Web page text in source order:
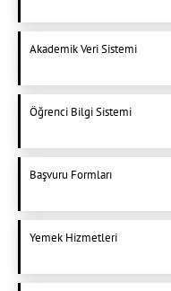
Akademik Veri Sistemi
Öğrenci Bilgi Sistemi
Başvuru Formları
Yemek Hizmetleri